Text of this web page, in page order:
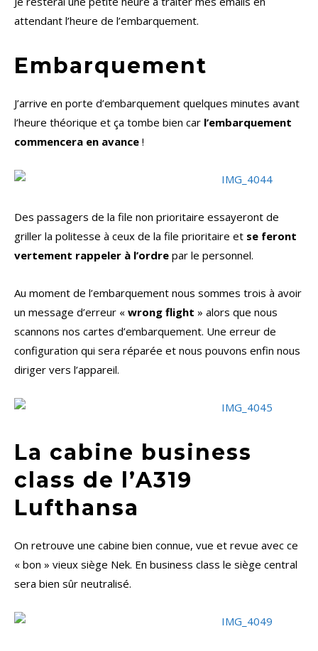
attendant l’heure de l’embarquement.
Embarquement
J’arrive en porte d’embarquement quelques minutes avant
l’heure théorique et ça tombe bien car l’embarquement
commencera en avance !
Des passagers de la file non prioritaire essayeront de
griller la politesse à ceux de la file prioritaire et se feront
vertement rappeler à l’ordre par le personnel.
Au moment de l’embarquement nous sommes trois à avoir
un message d’erreur « wrong flight » alors que nous
scannons nos cartes d’embarquement. Une erreur de
configuration qui sera réparée et nous pouvons enfin nous
diriger vers l’appareil.
La cabine business
class de l’A319
Lufthansa
On retrouve une cabine bien connue, vue et revue avec ce
« bon » vieux siège Nek. En business class le siège central
sera bien sûr neutralisé.